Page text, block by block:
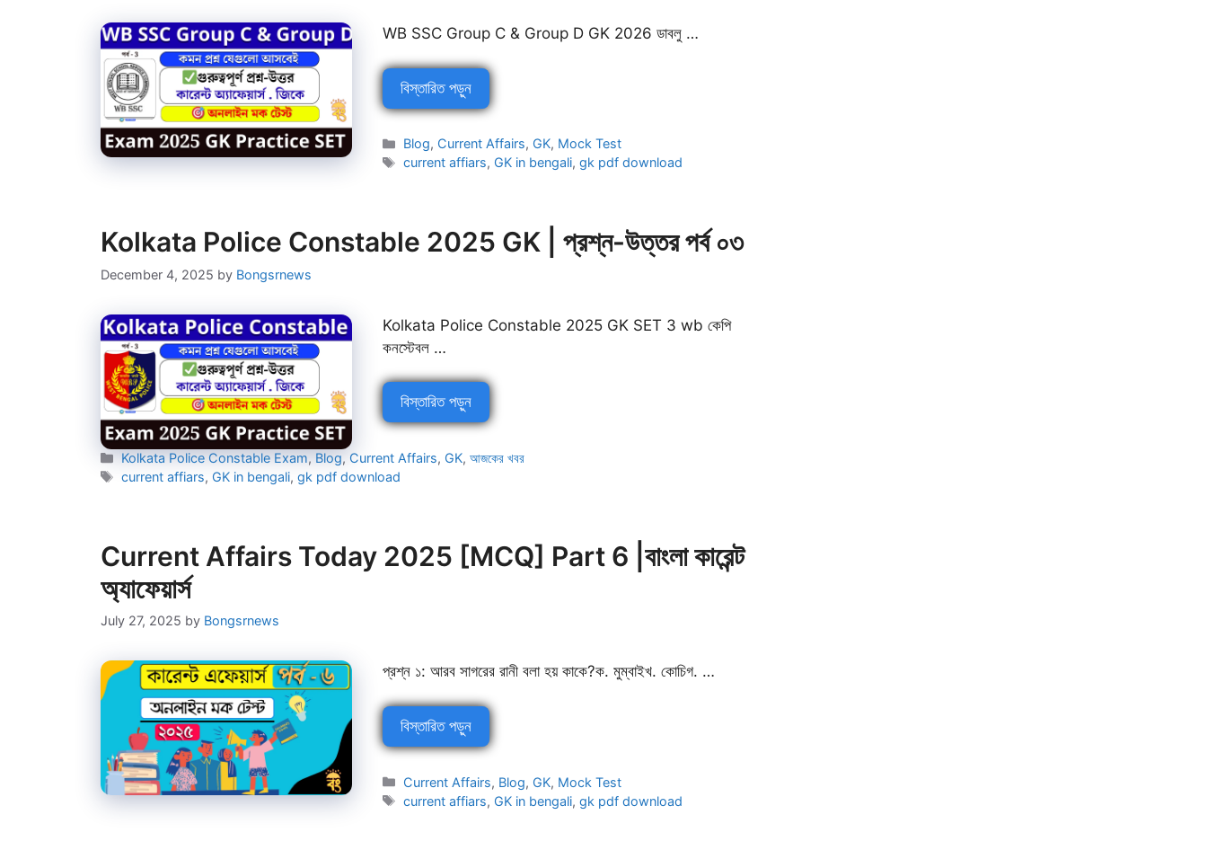
WB SSC Group C & Group D GK 2026 ডাবলু …
বিস্তারিত পড়ুন
Categories
Blog, Current Affairs, GK, Mock Test
Tags
current affiars, GK in bengali,gk pdf download
Kolkata Police Constable 2025 GK | প্রশ্ন-উত্তর পর্ব ০৩
December 4, 2025 by Bongsrnews
Kolkata Police Constable 2025 GK SET 3 wb কেপি
কনস্টেবল …
বিস্তারিত পড়ুন
Categories
Kolkata Police Constable Exam, Blog,Current Affairs, GK,আজকের খবর
Tags
current affiars,GK in bengali,gk pdf download
Current Affairs Today 2025 [MCQ] Part 6 |বাংলা কারেন্ট
অ্যাফেয়ার্স
July 27, 2025 by Bongsrnews
প্রশ্ন ১: আরব সাগরের রানী বলা হয় কাকে?ক. মুম্বাইখ. কোচিগ. …
বিস্তারিত পড়ুন
Categories
Current Affairs, Blog, GK, Mock Test
Tags
current affiars, GK in bengali,gk pdf download